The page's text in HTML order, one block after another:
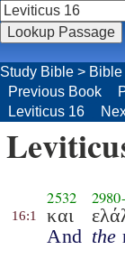
Study Bible >
Previous Book
Leviticus 16
16:1
2532
και
And
2980-
the